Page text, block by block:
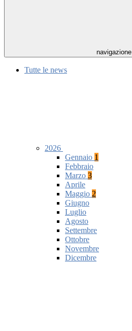
navigazione
Tutte le news
2026
Gennaio 1
Febbraio
Marzo 3
Aprile
Maggio 2
Giugno
Luglio
Agosto
Settembre
Ottobre
Novembre
Dicembre